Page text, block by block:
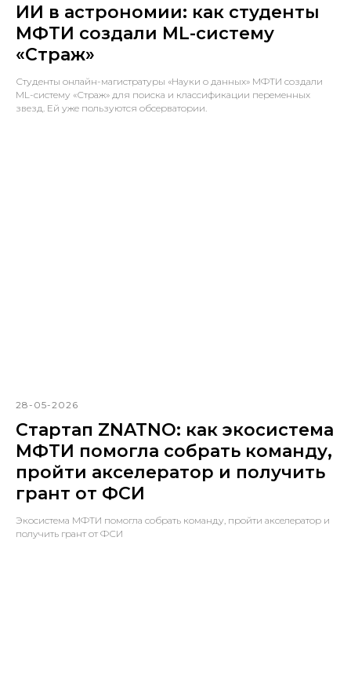
ИИ в астрономии: как студенты
МФТИ создали ML-систему
«Страж»
Студенты онлайн-магистратуры «Науки о данных» МФТИ создали
ML-систему «Страж» для поиска и классификации переменных
звезд. Ей уже пользуются обсерватории.
28-05-2026
Стартап ZNATNO: как экосистема
МФТИ помогла собрать команду,
пройти акселератор и получить
грант от ФСИ
Экосистема МФТИ помогла собрать команду, пройти акселератор и
получить грант от ФСИ